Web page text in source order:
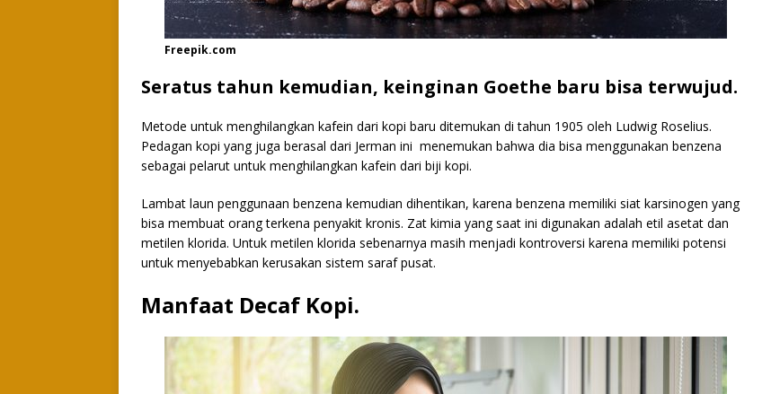
Freepik.com
Seratus tahun kemudian, keinginan Goethe baru bisa terwujud.
Metode untuk menghilangkan kafein dari kopi baru ditemukan di tahun 1905 oleh Ludwig Roselius.
Pedagan kopi yang juga berasal dari Jerman ini menemukan bahwa dia bisa menggunakan benzena
sebagai pelarut untuk menghilangkan kafein dari biji kopi.
Lambat laun penggunaan benzena kemudian dihentikan, karena benzena memiliki siat karsinogen yang
bisa membuat orang terkena penyakit kronis. Zat kimia yang saat ini digunakan adalah etil asetat dan
metilen klorida. Untuk metilen klorida sebenarnya masih menjadi kontroversi karena memiliki potensi
untuk menyebabkan kerusakan sistem saraf pusat.
Manfaat Decaf Kopi.